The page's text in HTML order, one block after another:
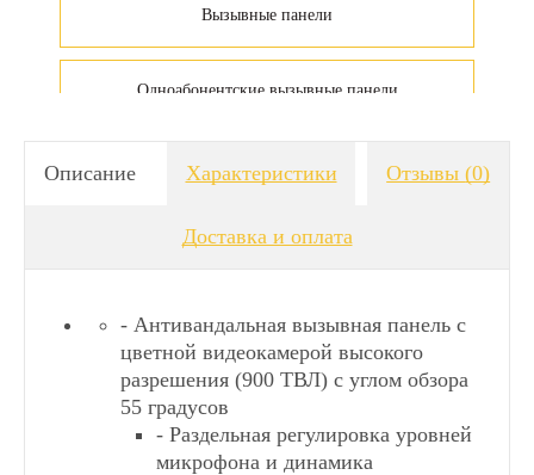
Вызывные панели
Одноабонентские вызывные панели
Описание Характеристики Отзывы(0)
Доставка и оплата
- Антивандальная вызывная панель с
цветной видеокамерой высокого
разрешения (900 ТВЛ) с углом обзора
55 градусов
- Раздельная регулировка уровней
микрофона и динамика